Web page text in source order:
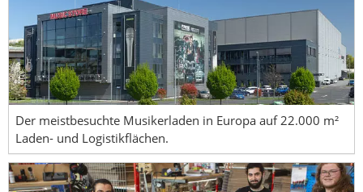
Der meistbesuchte Musikerladen in Europa auf 22.000 m²
Laden- und Logistikflächen.